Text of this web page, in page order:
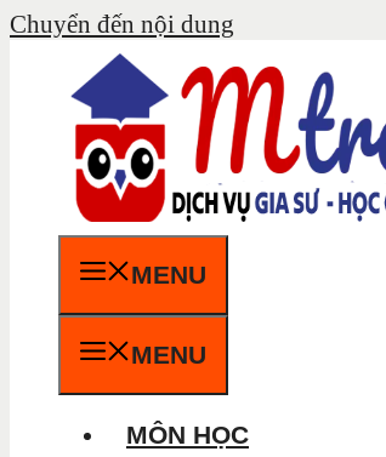
Chuyển đến nội dung
MENU
MENU
MÔN HỌC